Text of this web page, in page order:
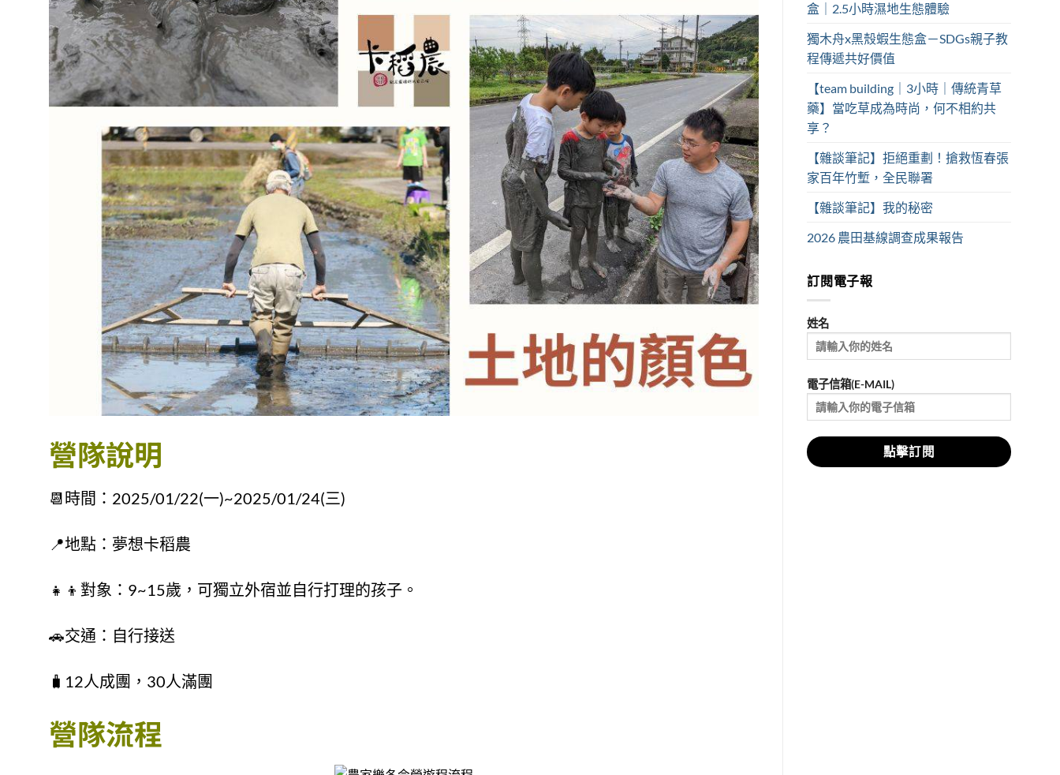
營隊說明
📆時間：2025/01/22(一)~2025/01/24(三)
📍地點：夢想卡稻農
👧👦對象：9~15歲，可獨立外宿並自行打理的孩子。
🚗交通：自行接送
🧳12人成團，30人滿團
營隊流程
盒｜2.5小時濕地生態體驗
獨木舟x黑殼蝦生態盒－SDGs親子教
程傳遞共好價值
【team building｜3小時｜傳統青草
藥】當吃草成為時尚，何不相約共
享？
【雜談筆記】拒絕重劃！搶救恆春張
家百年竹塹，全民聯署
【雜談筆記】我的秘密
2026 農田基線調查成果報告
訂閱電子報
姓名
電子信箱(E-MAIL)